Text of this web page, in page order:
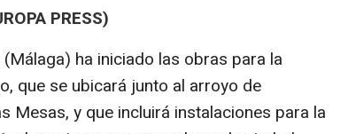
PRESS)
ha iniciado las obras para la
que se ubicará junto al arroyo de
Mesas, y que incluirá instalaciones para la